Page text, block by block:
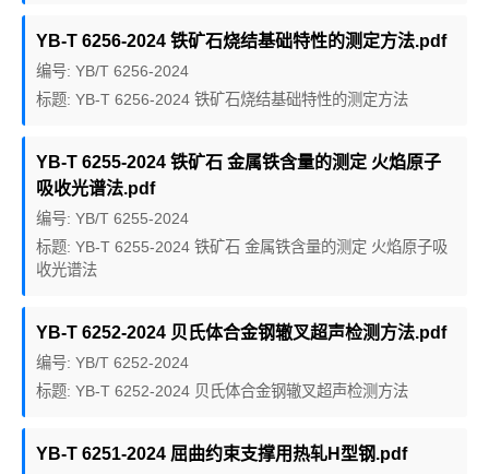
YB-T 6256-2024 铁矿石烧结基础特性的测定方法.pdf
编号: YB/T 6256-2024
标题: YB-T 6256-2024 铁矿石烧结基础特性的测定方法
YB-T 6255-2024 铁矿石 金属铁含量的测定 火焰原子
吸收光谱法.pdf
编号: YB/T 6255-2024
标题: YB-T 6255-2024 铁矿石 金属铁含量的测定 火焰原子吸
收光谱法
YB-T 6252-2024 贝氏体合金钢辙叉超声检测方法.pdf
编号: YB/T 6252-2024
标题: YB-T 6252-2024 贝氏体合金钢辙叉超声检测方法
YB-T 6251-2024 屈曲约束支撑用热轧H型钢.pdf